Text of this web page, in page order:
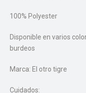
100% Polyester
Disponible en varios
burdeos
Marca: El otro tigre
Cuidados: